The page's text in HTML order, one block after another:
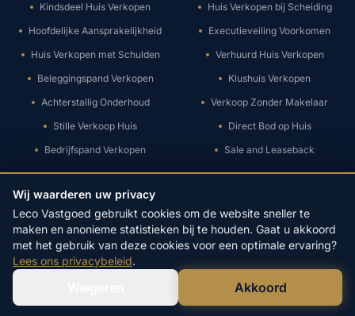
Kindsdeel Huis Verkopen
Huis Verkopen bij Scheiding
Hoofdelijke Aansprakelijkheid
Executieveiling Voorkomen
Huis Verkopen met Schulden
Verhuurd Huis Verkopen
Beleggingspand Verkopen
Klushuis Verkopen
Achterstallig Onderhoud
Verkoop Zonder Makelaar
Stille Verkoop Huis
Direct Bod op Huis
Bedrijfspand Verkopen
Sale and Leaseback
© 2026 Leco Vastgoed B.V. - Alle rechten voorbehouden.
Privacy|Algemene Voorwaarden
Bel Ons Direct
Wij waarderen uw privacy
Leco Vastgoed gebruikt cookies om de website sneller te
maken en anonieme statistieken bij te houden. Gaat u akkoord
met het gebruik van deze cookies voor een optimale ervaring?
Lees ons privacybeleid.
Akkoord